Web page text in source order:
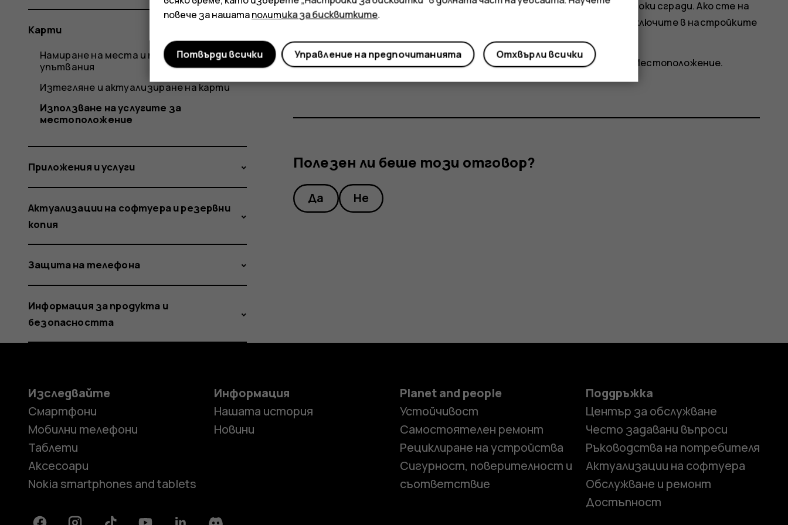
сигнали, особено когато сте в затворено помещение или между високи сгради. Ако сте на
място, където използването на Wi-Fi е забранено, можете да го изключите в настройките
на телефона.
ДокоснетеНастройки>Сигурност и местоположениеи включете Местоположение.
Полезен ли беше този отговор?
Да Не
Карти
Намиране на места и получаване на
упътвания
Изтегляне и актуализиране на карти
Използване на услугите за
местоположение
Приложения и услуги
Актуализации на софтуера и резервни
копия
Защита на телефона
Информация за продукта и
безопасността
Изследвайте
Смартфони
Мобилни телефони
Таблети
Аксесоари
Nokia smartphones and tablets
Информация
Нашата история
Новини
Planet and people
Устойчивост
Самостоятелен ремонт
Рециклиране на устройства
Сигурност, поверителност и
съответствие
Поддръжка
Център за обслужване
Често задавани въпроси
Ръководства на потребителя
Актуализации на софтуера
Обслужване и ремонт
Достъпност
повече за нашатаполитика за бисквитките.
Отхвърли всички
Управление на предпочитанията
Потвърди всички